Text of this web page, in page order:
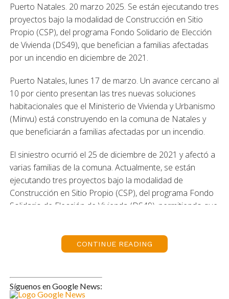
Puerto Natales. 20 marzo 2025. Se están ejecutando tres
proyectos bajo la modalidad de Construcción en Sitio
Propio (CSP), del programa Fondo Solidario de Elección
de Vivienda (DS49), que benefician a familias afectadas
por un incendio en diciembre de 2021.
Puerto Natales, lunes 17 de marzo. Un avance cercano al
10 por ciento presentan las tres nuevas soluciones
habitacionales que el Ministerio de Vivienda y Urbanismo
(Minvu) está construyendo en la comuna de Natales y
que beneficiarán a familias afectadas por un incendio.
El siniestro ocurrió el 25 de diciembre de 2021 y afectó a
varias familias de la comuna. Actualmente, se están
ejecutando tres proyectos bajo la modalidad de
Construcción en Sitio Propio (CSP), del programa Fondo
Solidario de Elección de Vivienda (DS49), permitiendo que
“Para nosotros era muy importante iniciar la
como fecha de término diciembre de este año. Son
viviendas de dos pisos, con una superficie de 53m² y una
CONTINUE READING
Síguenos en Google News: